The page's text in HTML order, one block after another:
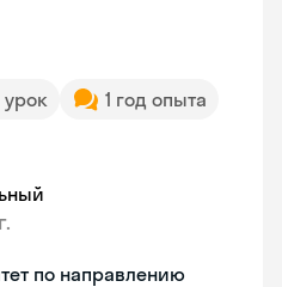
урок
1 год опыта
по направлению